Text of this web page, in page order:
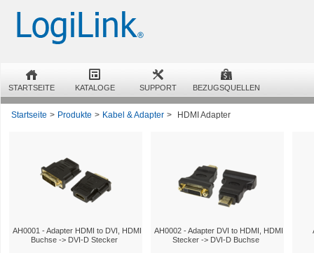
STARTSEITE KATALOGE SUPPORT BEZUGSQUELLEN
Startseite > Produkte > Kabel & Adapter > HDMI Adapter
AH0001 - Adapter HDMI to DVI, HDMI
Buchse -> DVI-D Stecker
AH0002 - Adapter DVI to HDMI, HDMI
Stecker -> DVI-D Buchse